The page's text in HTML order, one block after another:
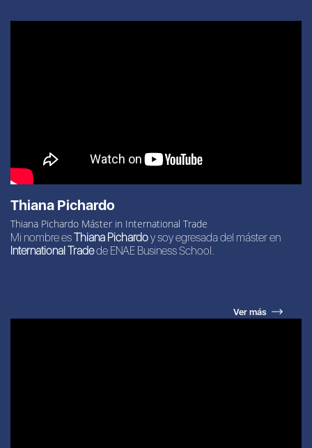
Thiana Pichardo
Thiana Pichardo Máster in International Trade
Mi nombre esThiana Pichardoy soy egresada del máster en
International Tradede ENAE Business School.
Ver más